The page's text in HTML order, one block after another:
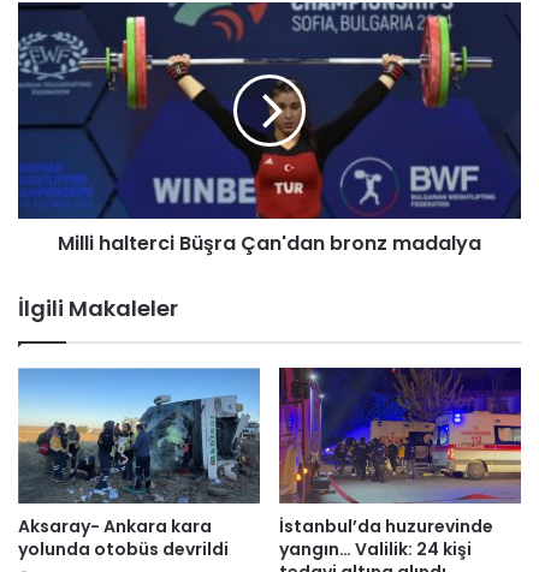
K
’
a
g
e
n
r
s
ı
l
d
ı
ğ
n
ı
n
M
i
l
l
a
l
t
i
B
ü
ş
a
Ç
a
n
'
Milli halterci Büşra Çan'dan bronz madalya
İlgili Makaleler
Aksaray- Ankara kara
yolunda otobüs devrildi
İstanbul’da huzurevinde
yangın… Valilik: 24 kişi